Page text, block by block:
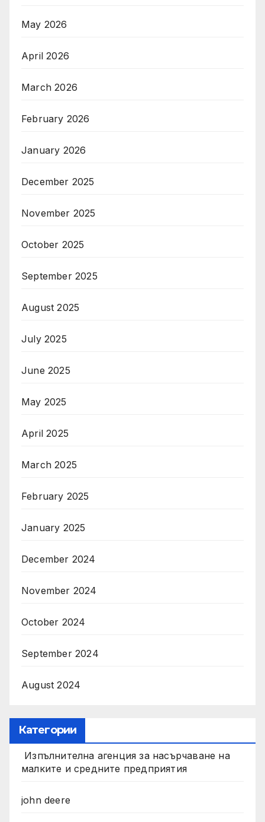
May 2026
April 2026
March 2026
February 2026
January 2026
December 2025
November 2025
October 2025
September 2025
August 2025
July 2025
June 2025
May 2025
April 2025
March 2025
February 2025
January 2025
December 2024
November 2024
October 2024
September 2024
August 2024
Категории
Изпълнителна агенция за насърчаване на
малките и средните предприятия
john deere